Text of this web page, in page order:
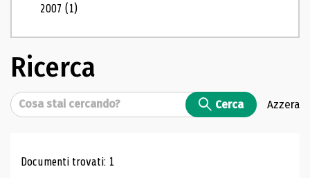
2007(1)
Ricerca
Cerca Cerca Azzera
Risultati di ricerca
Documenti trovati: 1